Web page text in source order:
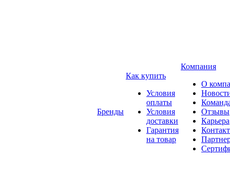
Бренды
Как купить
Условия
оплаты
Условия
доставки
Гарантия
на товар
Компания
О
Отзывы
Карьера